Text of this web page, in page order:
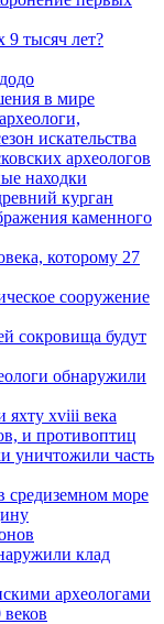
9 тысяч лет?
в мире
искательства
археологов
находки
курган
каменного
которому 27
сооружение
сокровища будут
обнаружили
яхту xviii века
и противоптиц
уничтожили часть
средиземном море
клад
археологами